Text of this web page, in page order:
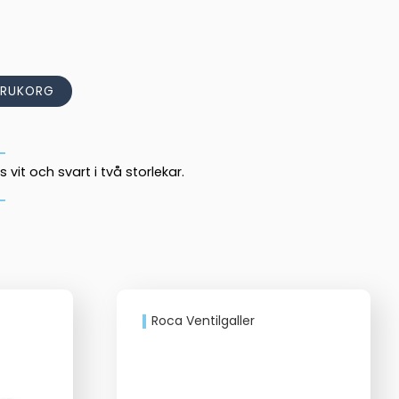
vit och svart i två storlekar.
Roca Ventilgaller